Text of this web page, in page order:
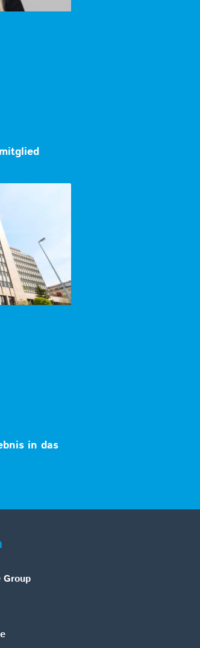
in das
Group